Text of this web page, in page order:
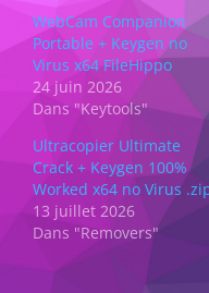
WebCam Companion
Portable + Keygen no
Virus x64 FileHippo
24 juin 2026
Dans "Keytools"
Ultracopier Ultimate
Crack + Keygen 100%
Worked x64 no Virus
13 juillet 2026
Dans "Removers"